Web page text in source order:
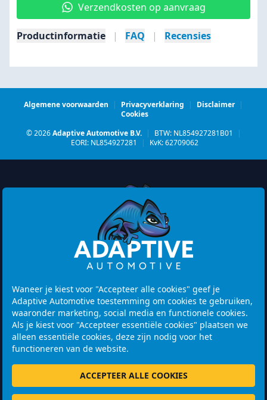
Waneer je kiest voor "Accepteer alle cookies" geef je
Adaptive Automotive toestemming om cookies te gebruiken,
waaronder marketing, social media en functionele cookies.
Als je kiest voor "Accepteer essentiële cookies" plaatsen we
alleen essentiële cookies, deze zijn nodig voor het
functioneren van de website.
ACCEPTEER ALLE COOKIES
Verzendkosten op aanvraag
Productinformatie | FAQ | Recensies
Algemene voorwaarden | Privacyverklaring | Disclaimer |
Cookies
© 2026Adaptive Automotive B.V. | BTW: NL854927281B01
|
EORI: NL854927281
| KvK: 62709062
Watermolen 29
6229 PM MAASTRICHT
Openingstijden:
Let op! Bezoek is alleen mogelijk na het maken van een
afspraak.
+31 46 202 1131